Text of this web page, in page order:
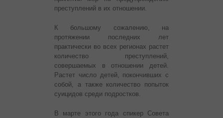
преступлений в их отношении.
К большому сожалению, на
протяжении последних лет
практически во всех регионах растет
количество преступлений,
совершаемых в отношении детей.
Растет число детей, покончивших с
собой, а также количество попыток
суицидов среди подростков.
В марте этого года спикер Совета